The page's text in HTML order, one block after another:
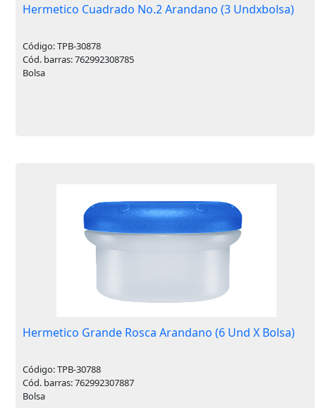
Hermetico Cuadrado No.2 Arandano (3 Undxbolsa)
Código: TPB-30878
Cód. barras: 762992308785
Bolsa
Hermetico Grande Rosca Arandano (6 Und X Bolsa)
Código: TPB-30788
Cód. barras: 762992307887
Bolsa